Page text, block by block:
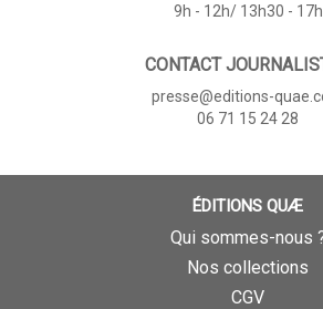
9h - 12h/ 13h30 - 17h
CONTACT
presse@editions-
06 71 15 24 28
ÉDITIONS QUÆ
Qui sommes-nous
Nos collections
CGV